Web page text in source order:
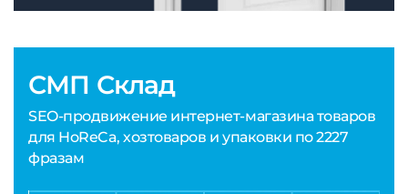
СМП Склад
SEO-продвижение интернет-магазина товаров
для HoReCa, хозтоваров и упаковки по 2227
фразам